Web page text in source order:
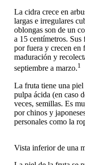
La cidra crece en
largas e irregulares
oblongas son de un
a 15 centímetros. Sus
por fuera y crecen en
maduración y
septiembre a marzo.1
La fruta tiene una piel
pulpa ácida (en caso
veces, semillas. Es
por chinos y
personales como la
Vista inferior de una